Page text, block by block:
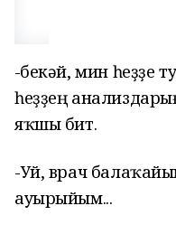
-Әбекәй, мин һеҙҙе
һеҙҙең
яҡшы бит.
-Уй, врач
ауырыйым...